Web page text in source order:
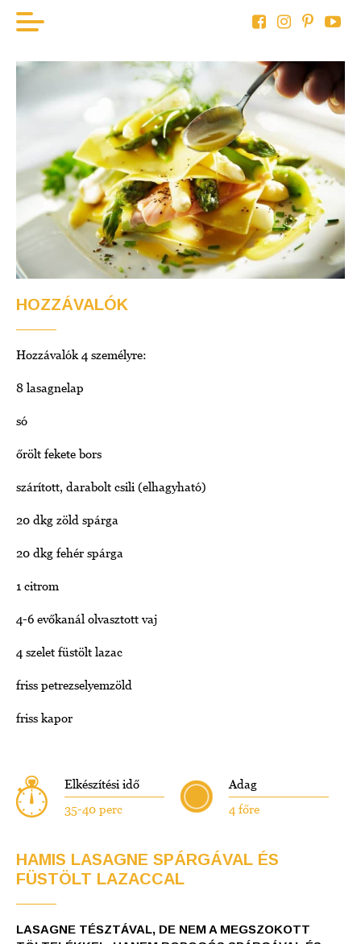
KEZDÖLAP
HAL
BOR
HÚS
ZÖLDSÉG
AKTUÁLIS
HOZZÁVALÓK
Hozzávalók 4 személyre:
8 lasagnelap
só
őrölt fekete bors
szárított, darabolt csili (elhagyható)
20 dkg zöld spárga
20 dkg fehér spárga
1 citrom
4-6 evőkanál olvasztott vaj
4 szelet füstölt lazac
friss petrezselyemzöld
friss kapor
Elkészítési idő
35-40 perc
Adag
4 főre
HAMIS LASAGNE SPÁRGÁVAL ÉS
FÜSTÖLT LAZACCAL
LASAGNE TÉSZTÁVAL, DE NEM A MEGSZOKOTT